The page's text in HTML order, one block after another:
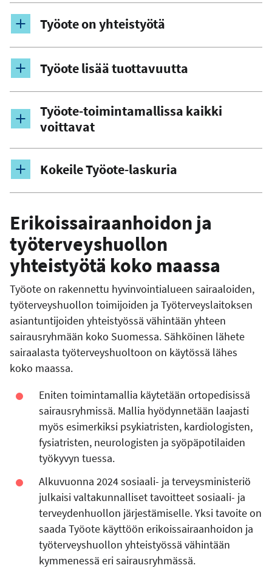
Työote on yhteistyötä
Työote lisää tuottavuutta
Työote-toimintamallissa kaikki
voittavat
Kokeile Työote-laskuria
Erikoissairaanhoidon ja
työterveyshuollon
yhteistyötä koko maassa
Työote on rakennettu hyvinvointialueen sairaaloiden,
työterveyshuollon toimijoiden ja Työterveyslaitoksen
asiantuntijoiden yhteistyössä vähintään yhteen
sairausryhmään koko Suomessa. Sähköinen lähete
sairaalasta työterveyshuoltoon on käytössä lähes
koko maassa.
Eniten toimintamallia käytetään ortopedisissä
sairausryhmissä. Mallia hyödynnetään laajasti
myös esimerkiksi psykiatristen, kardiologisten,
fysiatristen, neurologisten ja syöpäpotilaiden
työkyvyn tuessa.
Alkuvuonna 2024 sosiaali- ja terveysministeriö
julkaisi valtakunnalliset tavoitteet sosiaali- ja
terveydenhuollon järjestämiselle. Yksi tavoite on
saada Työote käyttöön erikoissairaanhoidon ja
työterveyshuollon yhteistyössä vähintään
kymmenessä eri sairausryhmässä.